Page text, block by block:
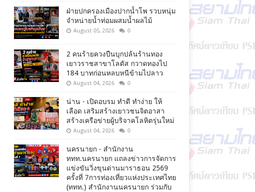
ฝ่ายปกครองเมืองปากน้ำโพ รวบหนุ่ม
จำหน่ายน้ำท่อมผสมน้ำผลไม้
August 05, 2026 0
2 คนร้ายควงปืนบุกปล้นร้านทอง
เยาวราชสาขาโลตัส กวาดทองไป
184 บาทก่อนหลบหนีข้ามไปลาว
August 04, 2026 0
น่าน - เปิดอบรม ทำดี ทำง่าย ให้
เลือด เสริมสร้างเยาวชนจิตอาสา
สร้างเครือข่ายผู้บริจาคโลหิตรุ่นใหม่
August 04, 2026 0
นครนายก - สำนักงาน
ททท.นครนายก แถลงข่าวการจัดการ
แข่งขันวิ่งขุนด่านมาราธอน 2569
ครั้งที่ 7การท่องเที่ยวแห่งประเทศไทย
(ททท.) สำนักงานนครนายก ร่วมกับ